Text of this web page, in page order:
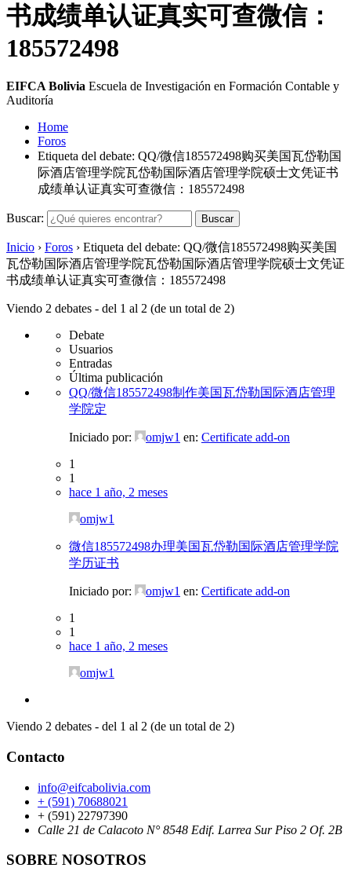
书成绩单认证真实可查微信：
185572498
EIFCA Bolivia Escuela de Investigación en Formación Contable y
Auditoría
Home
Foros
Etiqueta del debate: QQ/微信185572498购买美国瓦岱勒国
际酒店管理学院瓦岱勒国际酒店管理学院硕士文凭证书
成绩单认证真实可查微信：185572498
Buscar:
Inicio › Foros › Etiqueta del debate: QQ/微信185572498购买美国
瓦岱勒国际酒店管理学院瓦岱勒国际酒店管理学院硕士文凭证
书成绩单认证真实可查微信：185572498
Viendo 2 debates - del 1 al 2 (de un total de 2)
Debate
Usuarios
Entradas
Última publicación
QQ/微信185572498制作美国瓦岱勒国际酒店管理
学院定
Iniciado por: omjw1 en: Certificate add-on
1
1
hace 1 año, 2 meses
omjw1
微信185572498办理美国瓦岱勒国际酒店管理学院
学历证书
Iniciado por: omjw1 en: Certificate add-on
1
1
hace 1 año, 2 meses
omjw1
Viendo 2 debates - del 1 al 2 (de un total de 2)
Contacto
info@eifcabolivia.com
+ (591) 70688021
+ (591) 22797390
Calle 21 de Calacoto N° 8548 Edif. Larrea Sur Piso 2 Of. 2B
SOBRE NOSOTROS